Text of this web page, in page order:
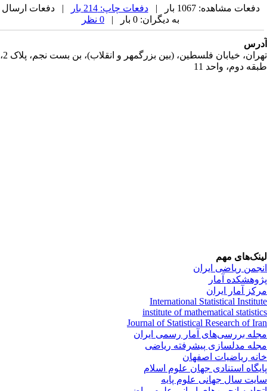
دفعات مشاهده: 1067 بار | دفعات چاپ: 214 بار
| دفعات ارسال
به دیگران: 0 بار |
تهران، خیابان فلسطین، (بین بزرگمهر و انقلاب)، بن بست نجم، پلاک 2،
دوم، واحد 11
مهم
ریاضی ایران
آمار
آمار ایران
International Statistical
institute of mathematical
Journal of Statistical Research of
بررسی‌های آمار رسمی ایران
مدلسازی پیشرفته ریاضی
ریاضیات اصفهان
استنادی جهان علوم اسلام
سال جهانی علوم پایه